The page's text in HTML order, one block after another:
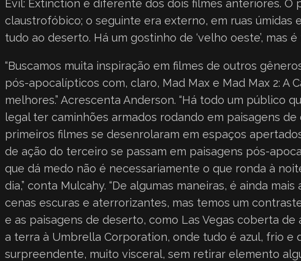
Evil: Extinction é diferente dos dois filmes anteriores. O
claustrofóbico; o seguinte era externo, em ruas úmidas
tudo ao deserto. Há um gostinho de ‘velho oeste’, mas
“Buscamos muita inspiração em filmes de outros
pós-apocalípticos com, claro, Mad Max e Mad Max 2: A
melhores.” Acrescenta Anderson. “Há todo um público
legal ter caminhões armados rodando em paisagens de
primeiros filmes se desenrolaram em espaços
de ação do terceiro se passam em paisagens pós-
que dá medo não é necessariamente o que ronda à
dia,” conta Mulcahy. “De algumas maneiras, é ainda mais
cenas escuras e aterrorizantes, mas temos um
e as paisagens de deserto, como Las Vegas coberta de
a terra à Umbrella Corporation, onde tudo é azul, frio e
surpreendente, muito visceral, sem retirar elemento